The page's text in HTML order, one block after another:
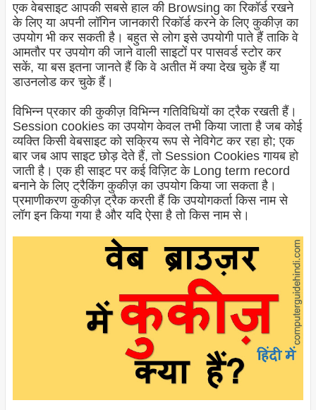
एक वेबसाइट आपकी सबसे हाल की Browsing का रिकॉर्ड रखने
के लिए या अपनी लॉगिन जानकारी रिकॉर्ड करने के लिए कुकीज़ का
उपयोग भी कर सकती है। बहुत से लोग इसे उपयोगी पाते हैं ताकि वे
आमतौर पर उपयोग की जाने वाली साइटों पर पासवर्ड स्टोर कर
सकें, या बस इतना जानते हैं कि वे अतीत में क्या देख चुके हैं या
डाउनलोड कर चुके हैं।
विभिन्न प्रकार की कुकीज़ विभिन्न गतिविधियों का ट्रैक रखती हैं।
Session cookies का उपयोग केवल तभी किया जाता है जब कोई
व्यक्ति किसी वेबसाइट को सक्रिय रूप से नेविगेट कर रहा हो; एक
बार जब आप साइट छोड़ देते हैं, तो Session Cookies गायब हो
जाती है। एक ही साइट पर कई विज़िट के Long term record
बनाने के लिए ट्रैकिंग कुकीज़ का उपयोग किया जा सकता है।
प्रमाणीकरण कुकीज़ ट्रैक करती हैं कि उपयोगकर्ता किस नाम से
लॉग इन किया गया है और यदि ऐसा है तो किस नाम से।